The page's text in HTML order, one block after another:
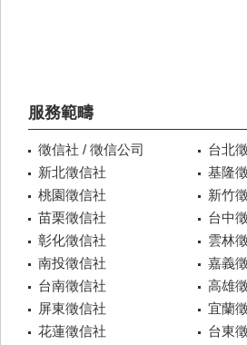
服務範疇
徵信社 / 徵信公司
台北
新北徵信社
基隆
桃園徵信社
新竹
苗栗徵信社
台中
彰化徵信社
雲林
南投徵信社
嘉義
台南徵信社
高雄
屏東徵信社
宜蘭
花蓮徵信社
台東